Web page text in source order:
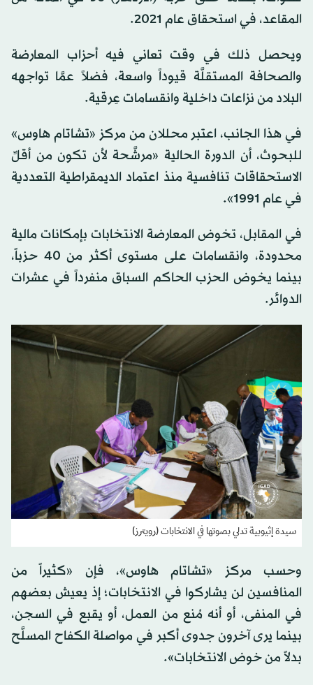
المقاعد، في استحقاق عام 2021.
ويحصل ذلك في وقت تعاني فيه أحزاب المعارضة
والصحافة المستقلَّة قيوداً واسعة، فضلاً عمَّا تواجهه
البلاد من نزاعات داخلية وانقسامات عِرقية.
في هذا الجانب، اعتبر محللان من مركز «تشاتام هاوس»
للبحوث، أن الدورة الحالية «مرشَّحة لأن تكون من أقلِّ
الاستحقاقات تنافسية منذ اعتماد الديمقراطية التعددية
في عام 1991».
في المقابل، تخوض المعارضة الانتخابات بإمكانات مالية
محدودة، وانقسامات على مستوى أكثر من 40 حزباً،
بينما يخوض الحزب الحاكم السباق منفرداً في عشرات
الدوائر.
سيدة إثيوبية تدلي بصوتها في الانتخابات (رويترز)
وحسب مركز «تشاتام هاوس»، فإن «كثيراً من
المنافسين لن يشاركوا في الانتخابات؛ إذ يعيش بعضهم
في المنفى، أو أنه مُنع من العمل، أو يقبع في السجن،
بينما يرى آخرون جدوى أكبر في مواصلة الكفاح المسلَّح
بدلاً من خوض الانتخابات».